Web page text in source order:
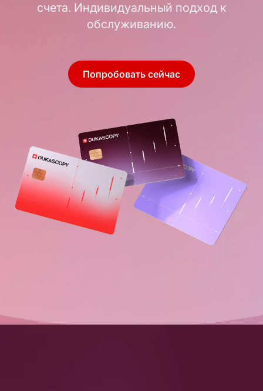
счета. Индивидуальный подход к
обслуживанию.
Попробовать сейчас